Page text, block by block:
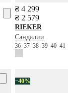
₴ 4 299
₴ 2 579
RIEKER
Сандалии
36 37 38 39 40 41
−40%